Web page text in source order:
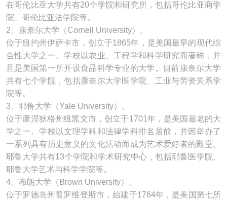
在哥伦比亚大学共有20个学院和研究所，包括哥伦比亚商学
院、哥伦比亚法学院等。
2、康奈尔大学（Cornell University）。
位于纽约州伊萨卡市，创立于1865年，是美国最早的现代综
合性大学之一。学校以农业、工程学和科学研究而著称，并
且是美国第一所开设食品科学专业的大学。目前康奈尔大学
共有七个学院，包括康奈尔大学医学院、工业与劳资关系学
院等。
3、耶鲁大学（Yale University）。
位于康涅狄格州纽黑文市，创立于1701年，是美国最老的大
学之一。学校以文理学科和法律学科排名居前，并因举办了
一系列具有历史意义的文化活动而成为艺术爱好者的殿堂。
耶鲁大学共有13个学院和学术研究中心，包括耶鲁医学院、
耶鲁大学艺术与科学学院等。
4、布朗大学（Brown University）。
位于罗德岛州普罗维登斯市，始建于1764年，是美国第七所